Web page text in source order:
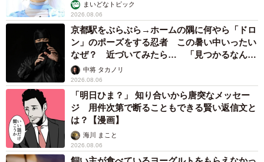
てくださった皆さんにとって「あ、私ちょっとこれやって
みたかったかも」「これ好きだったはずだよね？」という
気づきのヒントになることができればうれしいです。大き
なことでなくてもいい、「小さな気持ちの選択肢」が増え
たらいいなと願っています。
まいどなトピック
2026.08.06
京都駅をぶらぶら→ホームの隅に何やら「ドロ
ン」のポーズをする忍者 この暑い中いったい
なぜ？ 近づいてみたら… 「見つかるなんて
未熟」中将 タカノリ
2026.08.06
「明日ひま？」 知り合いから唐突なメッセー
ジ 用件次第で断ることもできる賢い返信文と
は？【漫画】
海川 まこと
2026.08.06